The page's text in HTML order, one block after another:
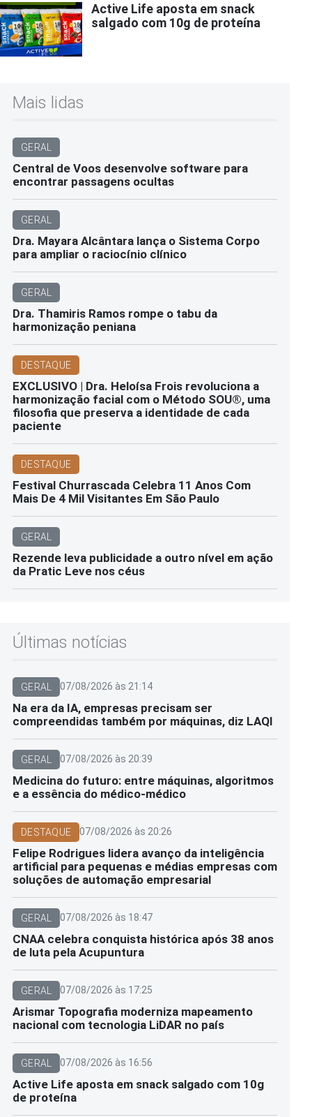
Active Life aposta em snack
salgado com 10g de proteína
Mais lidas
GERAL
Central de Voos desenvolve software para
encontrar passagens ocultas
GERAL
Dra. Mayara Alcântara lança o Sistema Corpo
para ampliar o raciocínio clínico
GERAL
Dra. Thamiris Ramos rompe o tabu da
harmonização peniana
DESTAQUE
EXCLUSIVO | Dra. Heloísa Frois revoluciona a
harmonização facial com o Método SOU®️, uma
filosofia que preserva a identidade de cada
paciente
DESTAQUE
Festival Churrascada Celebra 11 Anos Com
Mais De 4 Mil Visitantes Em São Paulo
GERAL
Rezende leva publicidade a outro nível em ação
da Pratic Leve nos céus
Últimas notícias
GERAL 07/08/2026 às 21:14
Na era da IA, empresas precisam ser
compreendidas também por máquinas, diz LAQI
GERAL 07/08/2026 às 20:39
Medicina do futuro: entre máquinas, algoritmos
e a essência do médico-médico
DESTAQUE 07/08/2026 às 20:26
Felipe Rodrigues lidera avanço da inteligência
artificial para pequenas e médias empresas com
soluções de automação empresarial
GERAL 07/08/2026 às 18:47
CNAA celebra conquista histórica após 38 anos
de luta pela Acupuntura
GERAL 07/08/2026 às 17:25
Arismar Topografia moderniza mapeamento
nacional com tecnologia LiDAR no país
GERAL 07/08/2026 às 16:56
Active Life aposta em snack salgado com 10g
de proteína